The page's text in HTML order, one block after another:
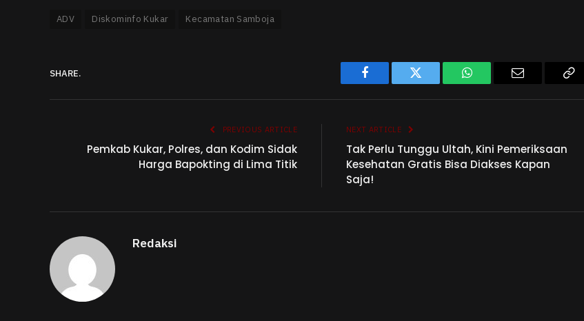
ADV Diskominfo Kukar Kecamatan Samboja
SHARE.
Facebook Twitter WhatsApp
PREVIOUS ARTICLE
Pemkab Kukar, Polres, dan Kodim Sidak
Harga Bapokting di Lima Titik
NEXT ARTICLE
Tak Perlu Tunggu Ultah, Kini Pemeriksaan
Kesehatan Gratis Bisa Diakses Kapan
Saja!
Redaksi